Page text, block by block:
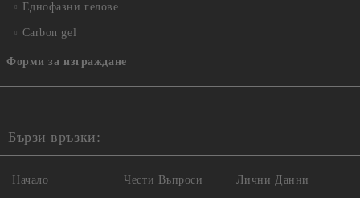
Еднофазни гелове
Carbon gel
Форми за изграждане
Бързи връзки:
Начало Чести Въпроси Лични Данни